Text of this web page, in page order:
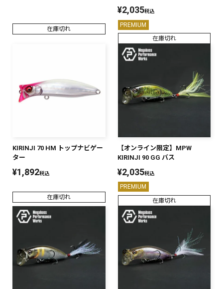
在庫切れ
¥2,035税込
PREMIUM
在庫切れ
KIRINJI 70 HM トップナビゲー
ター
¥1,892税込
在庫切れ
【オンライン限定】MPW
KIRINJI 90 GG バス
¥2,035税込
PREMIUM
在庫切れ